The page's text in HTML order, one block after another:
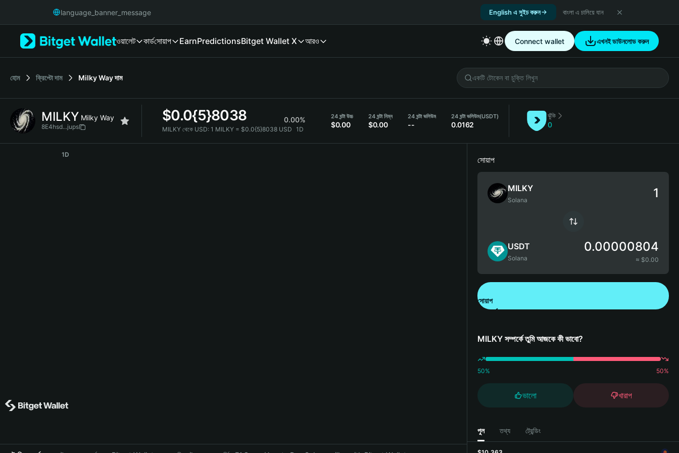
Русский
Italiano
简体中文
繁體中文
Bahasa Indonesia
language_banner_message English এ সুইচ করুন বাংলা এ চালিয়ে যান
ওয়ালেট কার্ডসোয়াপ EarnPredictionsBitget Wallet X আরও Connect wallet এখনই ডাউনলোড করুন
হোম ক্রিপ্টো দাম Milky Wayদাম
MILKY Milky Way
8E4hsd...jups
$0.0{5}8038 0.00%
MILKY থেকে USD: 1 MILKY = $0.0{5}8038 USD 1D
24 ঘন্টা উচ্চ
$0.00
24 ঘন্টা নিম্ন
$0.00
24 ঘন্টা ভলিউম
--
24 ঘন্টা ভলিউম(USDT)
0.0162
ঝুঁকি
0
1D
সোয়াপ
MILKY
Solana
USDT
Solana
0.00000804
≈ $0.00
সোয়াপ
MILKY সম্পর্কে তুমি আজকে কী ভাবো?
50% 50%
ভালো খারাপ
পুল তথ্য ট্রেন্ডিং